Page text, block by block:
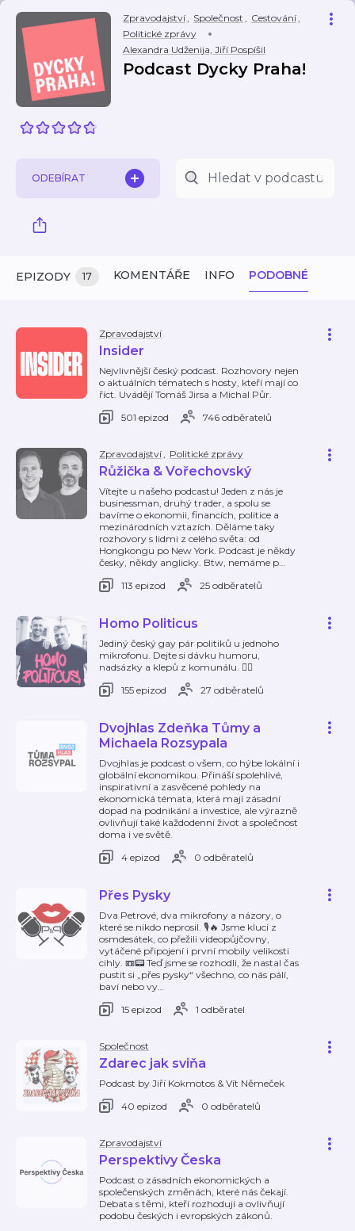
Zpravodajství, Společnost , Cestování,
Politické zprávy
Alexandra Udženija, Jiří Pospíšil
Podcast Dycky Praha!
ODEBÍRAT
EPIZODY 17 KOMENTÁŘE INFO PODOBNÉ
Zpravodajství
Insider
Nejvlivnější český podcast. Rozhovory nejen
o aktuálních tématech s hosty, kteří mají co
říct. Uvádějí Tomáš Jirsa a Michal Půr.
501 epizod
746 odběratelů
Zpravodajství, Politické zprávy
Růžička & Vořechovský
Vítejte u našeho podcastu! Jeden z nás je
businessman, druhý trader, a spolu se
bavíme o ekonomii, financích, politice a
mezinárodních vztazích. Děláme taky
rozhovory s lidmi z celého světa: od
Hongkongu po New York. Podcast je někdy
česky, někdy anglicky. Btw, nemáme p…
113 epizod
25 odběratelů
Homo Politicus
Jediný český gay pár politiků u jednoho
mikrofonu. Dejte si dávku humoru,
nadsázky a klepů z komunálu. 🏳️‍🌈
155 epizod
27 odběratelů
Dvojhlas Zdeňka Tůmy a
Michaela Rozsypala
Dvojhlas je podcast o všem, co hýbe lokální i
globální ekonomikou. Přináší spolehlivé,
inspirativní a zasvěcené pohledy na
ekonomická témata, která mají zásadní
dopad na podnikání a investice, ale výrazně
ovlivňují také každodenní život a společnost
doma i ve světě.
4 epizod
0 odběratelů
Přes Pysky
Dva Petrové, dva mikrofony a názory, o
které se nikdo neprosil. 🎙️🔥 Jsme kluci z
osmdesátek, co přežili videopůjčovny,
vytáčené připojení i první mobily velikosti
cihly. 📼📟 Teď jsme se rozhodli, že nastal čas
pustit si „přes pysky“ všechno, co nás pálí,
baví nebo vy…
15 epizod
1 odběratel
Společnost
Zdarec jak sviňa
Podcast by Jiří Kokmotos & Vít Němeček
40 epizod
0 odběratelů
Zpravodajství
Perspektivy Česka
Podcast o zásadních ekonomických a
společenských změnách, které nás čekají.
Debata s těmi, kteří rozhodují a ovlivňují
podobu českých i evropských zákonů.